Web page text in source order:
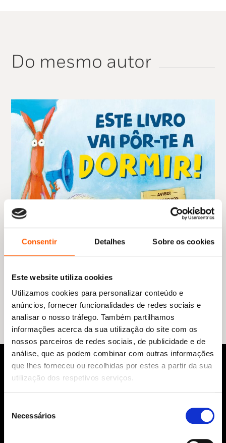
Consentir Detalhes Sobre os cookies
Este website utiliza cookies
Utilizamos cookies para personalizar conteúdo e
anúncios, fornecer funcionalidades de redes sociais e
analisar o nosso tráfego. Também partilhamos
informações acerca da sua utilização do site com os
nossos parceiros de redes sociais, de publicidade e de
análise, que as podem combinar com outras informações
que lhes forneceu ou recolhidas por estes a partir da sua
utilização dos respetivos serviços.
Necessários
Do mesmo autor
original
era:
13,95 €.
atual
é:
12,55 €.
Este Livro Vai Pôr-te a Dormir!
Jory John,Olivier Tallec